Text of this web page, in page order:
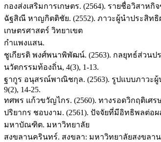
กองส่งเสริมการเกษตร. (2564). รายชื่อวิสาหกิจ
ฉัฐสิณี หาญกิตติชัย. (2552). ภาวะผู้นำประสิท
เกษตรศาสตร์ วิทยาเขต
กำแพงแสน.
ชูเกียรติ พงศ์พนาพิพัฒน์. (2563). กลยุทธ์ส่วน
นวัตกรรมท้องถิ่น, 4(3), 1-13.
ฐากูร อนุสรณ์พาณิชกุล. (2563). รูปแบบภาวะ
9(2), 14-25.
ทศพร แก้วขวัญไกร. (2560). ทางรอดวิกฤติเศ
ปริยากร ชอบงาม. (2561). ปัจจัยที่มีอิทธิพลต่
มหาบัณฑิต. มหาวิทยาลัย
สงขลานครินทร์. สงขลา: มหาวิทยาลัยสงขลา